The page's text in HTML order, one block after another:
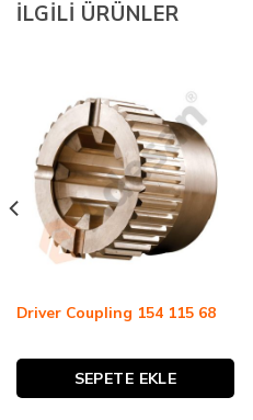
İLGILI ÜRÜNLER
Driver Coupling 154 115 68
SEPETE EKLE